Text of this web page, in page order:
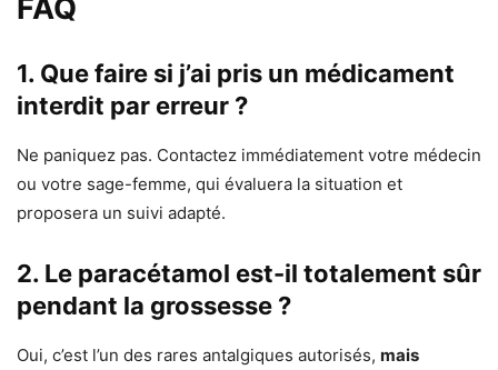
FAQ
1. Que faire si j’ai pris un médicament
interdit par erreur ?
Ne paniquez pas. Contactez immédiatement votre médecin
ou votre sage-femme, qui évaluera la situation et
proposera un suivi adapté.
2. Le paracétamol est-il totalement sûr
pendant la grossesse ?
Oui, c’est l’un des rares antalgiques autorisés, mais